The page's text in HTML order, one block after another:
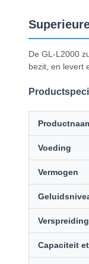
De GL-L2000
bezit, en levert
Voeding
Vermogen
Capaciteit